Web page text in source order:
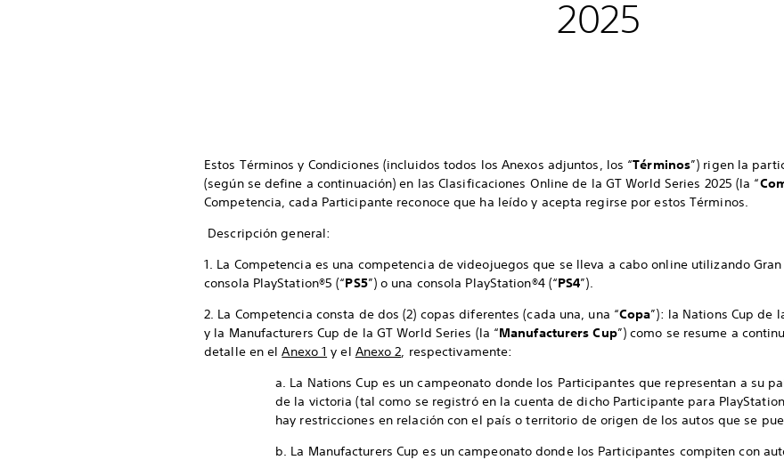
2025
Estos Términos y Condiciones (incluidos todos los Anexos adjuntos, los “Términos”) rigen la
(según se define a continuación) en las Clasificaciones Online de la GT World Series 2025 (la “
Competencia, cada Participante reconoce que ha leído y acepta regirse por estos Términos.
Descripción general:
1. La Competencia es una competencia de videojuegos que se lleva a cabo online utilizando
consola PlayStation®5 (“PS5”) o una consola PlayStation®4 (“PS4”).
2. La Competencia consta de dos (2) copas diferentes (cada una, una “Copa”): la Nations Cup de
y la Manufacturers Cup de la GT World Series (la “Manufacturers Cup”) como se resume a
detalle en elAnexo 1 y el Anexo 2, respectivamente:
a. La Nations Cup es un campeonato donde los Participantes que representan a su
de la victoria (tal como se registró en la cuenta de dicho Participante para
hay restricciones en relación con el país o territorio de origen de los autos que se
b. La Manufacturers Cup es un campeonato donde los Participantes compiten con